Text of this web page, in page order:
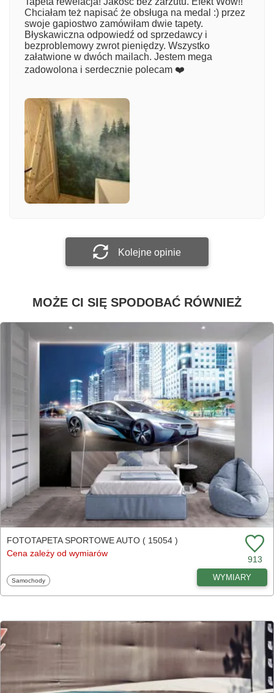
Imię
Załącz zdjęcie
Chciałam też napisać że obsługa na medal :) przez
swoje gapiostwo zamówiłam dwie tapety.
Błyskawiczna odpowiedź od sprzedawcy i
bezproblemowy zwrot pieniędzy. Wszystko
załatwione w dwóch mailach. Jestem mega
zadowolona i serdecznie polecam ❤️
Kolejne opinie
MOŻE CI SIĘ SPODOBAĆ RÓWNIEŻ
FOTOTAPETA SPORTOWE AUTO ( 15054 )
Cena zależy od wymiarów
913
Fototapety
Samochody WYMIARY